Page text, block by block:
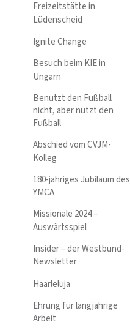
Freizeitstätte in
Lüdenscheid
Ignite Change
Besuch beim KIE in
Ungarn
Benutzt den Fußball
nicht, aber nutzt den
Fußball
Abschied vom CVJM-
Kolleg
180-jähriges Jubiläum des
YMCA
Missionale 2024 –
Auswärtsspiel
Insider – der Westbund-
Newsletter
Haarleluja
Ehrung für langjährige
Arbeit